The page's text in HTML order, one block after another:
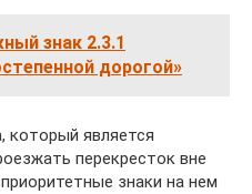
знак 2.3.1
дорогой»
который является
перекресток вне
знаки на нем